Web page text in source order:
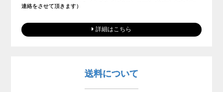
連絡をさせて頂きます）
詳細はこちら
送料について